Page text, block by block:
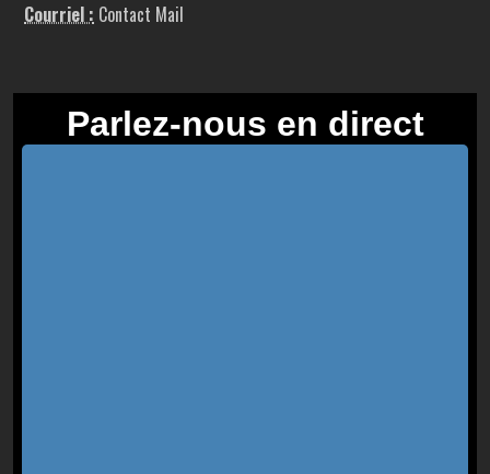
Courriel : Contact Mail